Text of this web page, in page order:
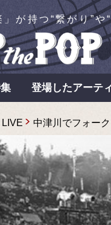
」が持つ“繋がり”
登場したアーテ
中津川でフォー